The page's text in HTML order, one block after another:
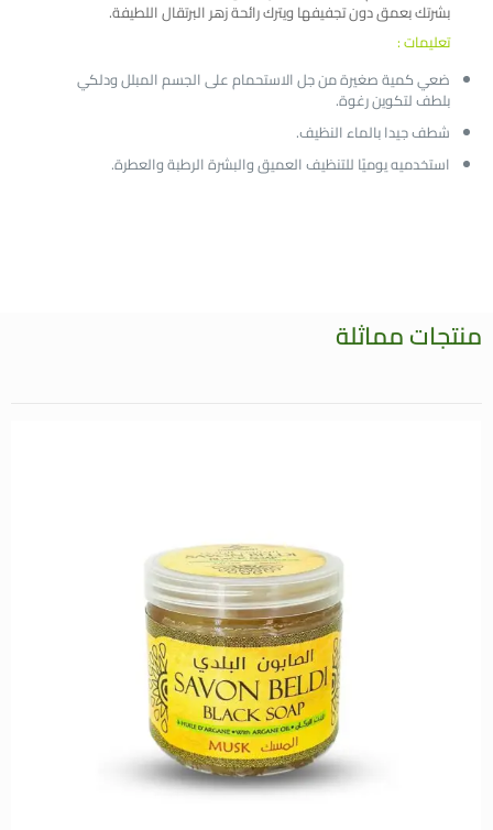
بشرتك بعمق دون تجفيفها ويترك رائحة زهر البرتقال اللطيفة.
تعليمات :
ضعي كمية صغيرة من جل الاستحمام على الجسم المبلل ودلكي
بلطف لتكوين رغوة.
شطف جيدا بالماء النظيف.
استخدميه يوميًا للتنظيف العميق والبشرة الرطبة والعطرة.
منتجات مماثلة